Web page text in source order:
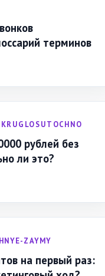
терминов
рублей без
ли это?
ZAYMY
на первый раз: